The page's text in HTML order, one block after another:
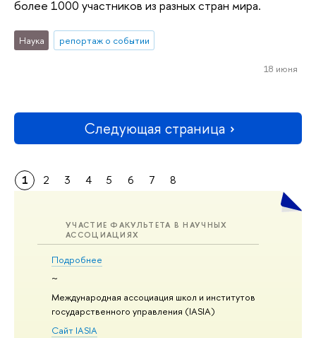
УЧАСТИЕ ФАКУЛЬТЕТА В НАУЧНЫХ
АССОЦИАЦИЯХ
Подробнее
~
Международная ассоциация школ и институтов
государственного управления (IASIA)
Сайт IASIA
более 1000 участников из разных стран мира.
Наука репортаж о событии
18 июня
Следующая страница
1 2 3 4 5 6 7 8